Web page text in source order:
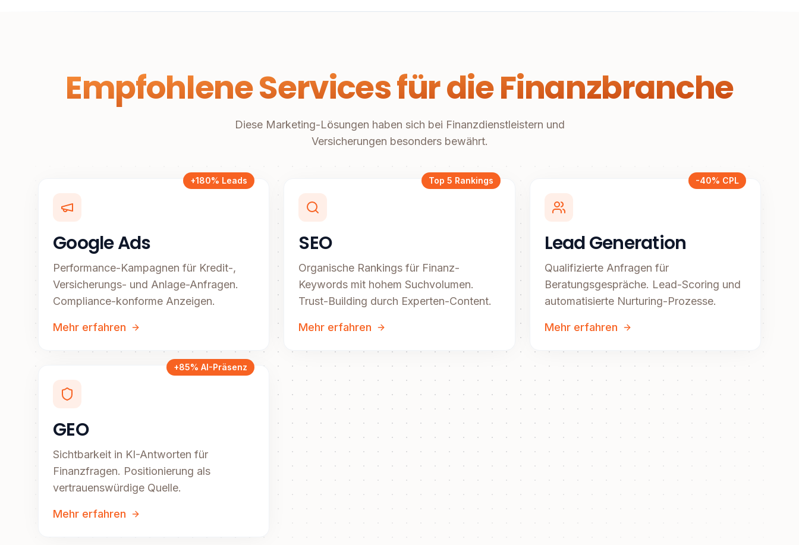
Empfohlene Services für die Finanzbranche
Diese Marketing-Lösungen haben sich bei Finanzdienstleistern und
Versicherungen besonders bewährt.
+180% Leads
Google Ads
Performance-Kampagnen für Kredit-,
Versicherungs- und Anlage-Anfragen.
Compliance-konforme Anzeigen.
Mehr erfahren
Top 5 Rankings
SEO
Organische Rankings für Finanz-
Keywords mit hohem Suchvolumen.
Trust-Building durch Experten-Content.
Mehr erfahren
-40% CPL
Lead Generation
Qualifizierte Anfragen für
Beratungsgespräche. Lead-Scoring und
automatisierte Nurturing-Prozesse.
Mehr erfahren
+85% AI-Präsenz
GEO
Sichtbarkeit in KI-Antworten für
Finanzfragen. Positionierung als
vertrauenswürdige Quelle.
Mehr erfahren